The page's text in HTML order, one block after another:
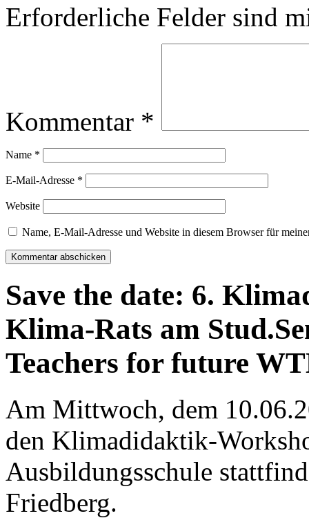
Erforderliche Felder sind
Kommentar *
Name *
E-Mail-Adresse *
Website
Name, E-Mail-Adresse und Website in diesem Browser für
Save the date: 6.
Klima-Rats am
Teachers for future
Am Mittwoch, dem
den Klimadidaktik-
Ausbildungsschule
Friedberg.